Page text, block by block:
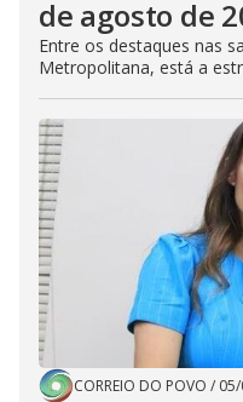
de agosto de
Entre os destaques nas
Metropolitana, está a
CORREIO DO POVO /